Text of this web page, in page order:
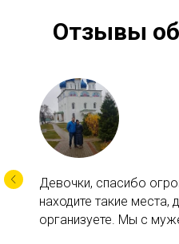
Отзывы
Девочки, спасибо
находите такие места,
организуете. Мы с